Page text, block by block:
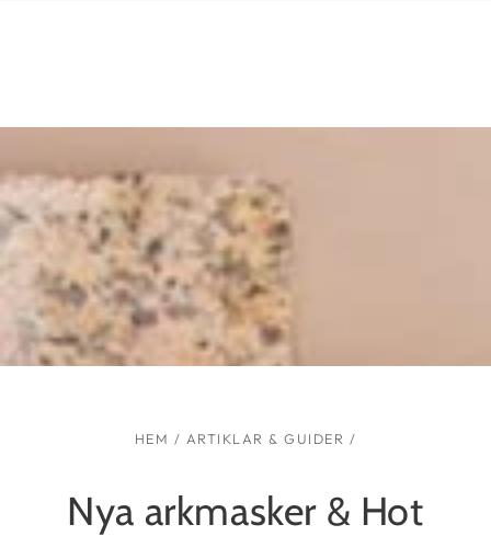
HEM / ARTIKLAR & GUIDER /
Nya arkmasker & Hot